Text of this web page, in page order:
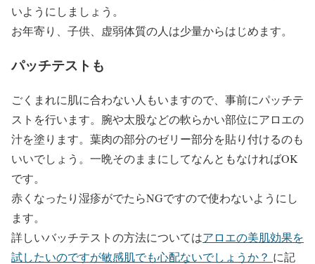
いようにしましょう。
お年寄り、子供、虚弱体質の人は少量からはじめます。
パッチテストも
ごくまれに肌に合わない人もいますので、事前にパッチテ
ストを行います。腕や太股などの軟らかい部位にアロエの
汁を塗ります。葉肉の部分のゼリー部分を貼り付けるのも
いいでしょう。一晩そのままにしてなんともなければOK
です。
赤くなったり湿疹がでたらNGですので使わないようにし
ます。
詳しいバッチテストの方法についてはアロエの美肌効果を
試したいのですが敏感肌でも心配ないでしょうか？ に記